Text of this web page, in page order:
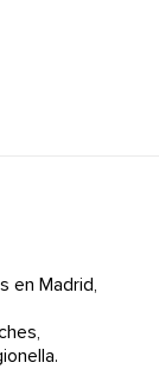
en Madrid,